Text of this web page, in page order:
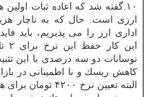
۱۰.گفته شد كه اعاده ثبات
ارزی است. حال كه به ناچار
اداری ارز را می پذیریم، باید
نوسانات دو سه درصدی با این
كاهش ریسك و نا اطمینانی در
البته تعیین نرخ